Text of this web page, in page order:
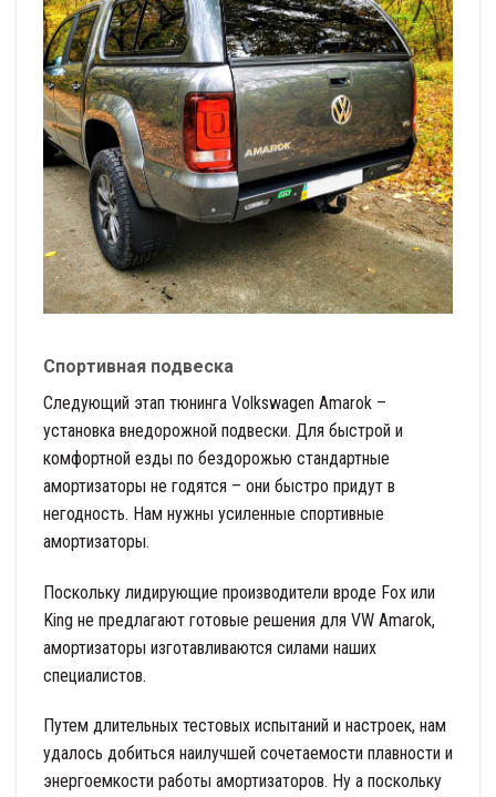
Спортивная подвеска
Следующий этап тюнинга Volkswagen Amarok –
установка внедорожной подвески. Для быстрой и
комфортной езды по бездорожью стандартные
амортизаторы не годятся – они быстро придут в
негодность. Нам нужны усиленные спортивные
амортизаторы.
Поскольку лидирующие производители вроде Fox или
King не предлагают готовые решения для VW Amarok,
амортизаторы изготавливаются силами наших
специалистов.
Путем длительных тестовых испытаний и настроек, нам
удалось добиться наилучшей сочетаемости плавности и
энергоемкости работы амортизаторов. Ну а поскольку